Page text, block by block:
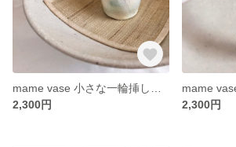
2,300円
2,300円